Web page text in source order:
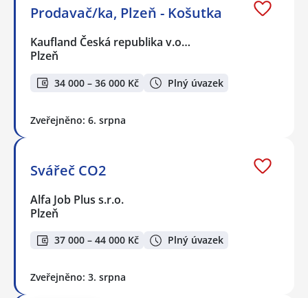
Prodavač/ka, Plzeň - Košutka
Kaufland Česká republika v.o…
Plzeň
34 000 – 36 000 Kč Plný úvazek
Zveřejněno: 6. srpna
Svářeč CO2
Alfa Job Plus s.r.o.
Plzeň
37 000 – 44 000 Kč Plný úvazek
Zveřejněno: 3. srpna